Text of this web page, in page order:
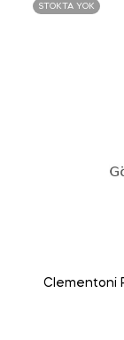
STOKTA YOK
Clementoni